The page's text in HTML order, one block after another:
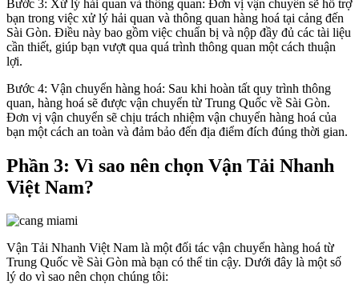
Bước 3: Xử lý hải quan và thông quan: Đơn vị vận chuyển sẽ hỗ trợ
bạn trong việc xử lý hải quan và thông quan hàng hoá tại cảng đến
Sài Gòn. Điều này bao gồm việc chuẩn bị và nộp đầy đủ các tài liệu
cần thiết, giúp bạn vượt qua quá trình thông quan một cách thuận
lợi.
Bước 4: Vận chuyển hàng hoá: Sau khi hoàn tất quy trình thông
quan, hàng hoá sẽ được vận chuyển từ Trung Quốc về Sài Gòn.
Đơn vị vận chuyển sẽ chịu trách nhiệm vận chuyển hàng hoá của
bạn một cách an toàn và đảm bảo đến địa điểm đích đúng thời gian.
Phần 3: Vì sao nên chọn Vận Tải Nhanh
Việt Nam?
Vận Tải Nhanh Việt Nam là một đối tác vận chuyển hàng hoá từ
Trung Quốc về Sài Gòn mà bạn có thể tin cậy. Dưới đây là một số
lý do vì sao nên chọn chúng tôi: